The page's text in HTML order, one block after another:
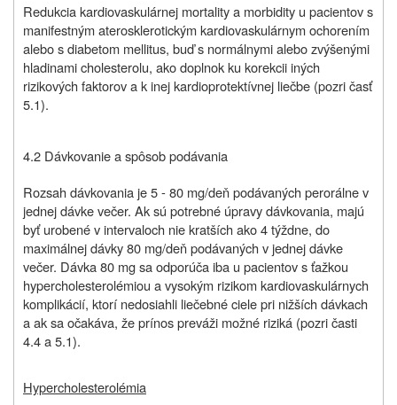
Redukcia kardiovaskulárnej mortality a morbidity u pacientov s
manifestným aterosklerotickým kardiovaskulárnym ochorením
alebo s diabetom mellitus, buď s normálnymi alebo zvýšenými
hladinami cholesterolu, ako doplnok ku korekcii iných
rizikových faktorov a k inej kardioprotektívnej liečbe (pozri časť
5.1).
4.2 Dávkovanie a spôsob podávania
Rozsah dávkovania je 5 - 80 mg/deň podávaných perorálne v
jednej dávke večer. Ak sú potrebné úpravy dávkovania, majú
byť urobené v intervaloch nie kratších ako 4 týždne, do
maximálnej dávky 80 mg/deň podávaných v jednej dávke
večer. Dávka 80 mg sa odporúča iba u pacientov s ťažkou
hypercholesterolémiou a vysokým rizikom kardiovaskulárnych
komplikácií, ktorí nedosiahli liečebné ciele pri nižších dávkach
a ak sa očakáva, že prínos preváži možné riziká (pozri časti
4.4 a 5.1).
Hypercholesterolémia